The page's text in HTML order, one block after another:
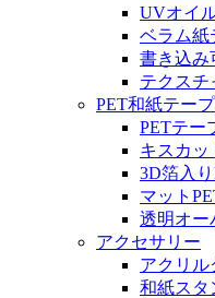
UVオイ
ベラム紙
書き込み
テクスチ
PET和紙テープ
PETテー
キスカッ
3D箔入
マット
透明オー
アクセサリー
アクリル
和紙スタ